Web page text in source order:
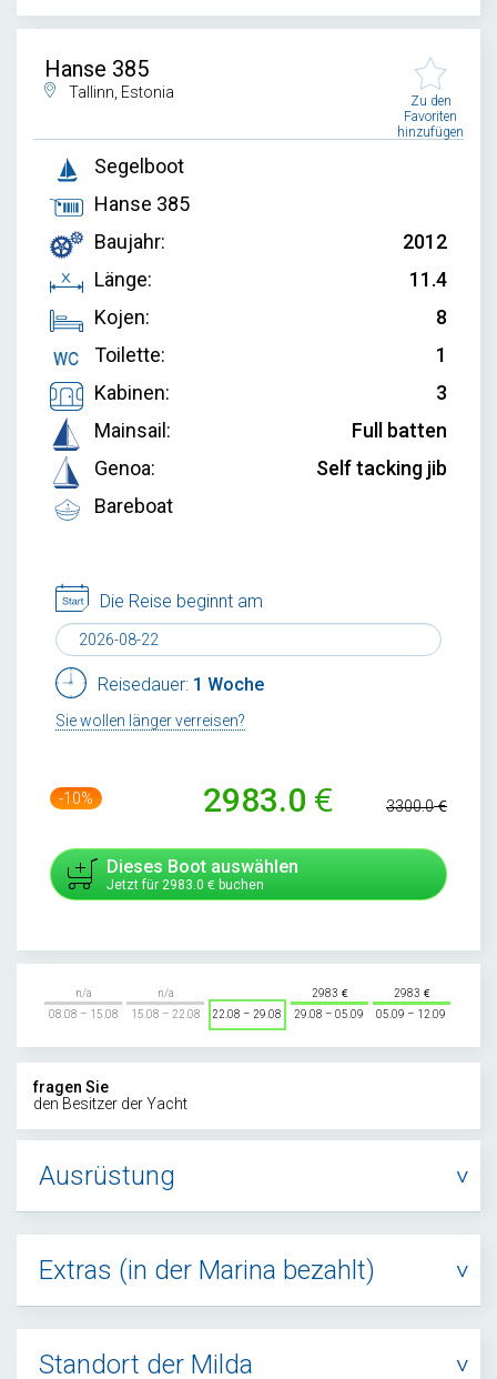
Hanse 385
Tallinn, Estonia
Zu den
Favoriten
hinzufügen
Segelboot
Hanse 385
Baujahr:
2012
Länge:
11.4
Kojen:
8
Toilette:
1
Kabinen:
3
Mainsail:
Full batten
Genoa:
Self tacking jib
Bareboat
Die Reise beginnt am
Reisedauer: 1 Woche
Sie wollen länger verreisen?
-10% 2983.0 3300.0
Dieses Boot auswählen
Jetzt für 2983.0 buchen
n/a
08.08 – 15.08
n/a
15.08 – 22.08
22.08 – 29.08
2983
29.08 – 05.09
2983
05.09 – 12.09
fragen Sie
den Besitzer der Yacht
Ausrüstung
Extras (in der Marina bezahlt)
Standort der Milda